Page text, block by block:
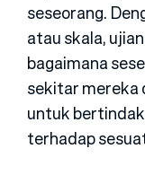
seseorang.
atau skala,
bagaimana
sekitar mereka
untuk
terhadap